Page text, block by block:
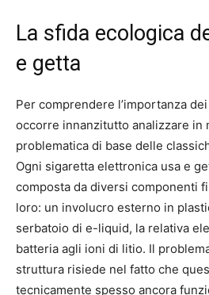
La sfida ecologica
e getta
Per comprendere l’importanza
occorre innanzitutto analizzare in
problematica di base delle
Ogni sigaretta elettronica usa e
composta da diversi componenti
loro: un involucro esterno in
serbatoio di e-liquid, la relativa
batteria agli ioni di litio. Il
struttura risiede nel fatto che
tecnicamente spesso ancora